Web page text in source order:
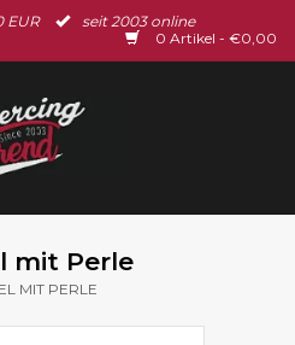
EUR
seit 2003 online
0 Artikel - €0,00
mit Perle
MIT PERLE